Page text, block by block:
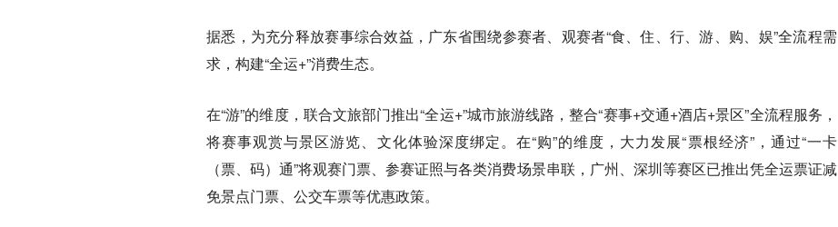
据悉，为充分释放赛事综合效益，广东省围绕参赛者、观赛者“食、住、行、游、购、娱”全流程需
求，构建“全运+”消费生态。
在“游”的维度，联合文旅部门推出“全运+”城市旅游线路，整合“赛事+交通+酒店+景区”全流程服务，
将赛事观赏与景区游览、文化体验深度绑定。在“购”的维度，大力发展“票根经济”，通过“一卡
（票、码）通”将观赛门票、参赛证照与各类消费场景串联，广州、深圳等赛区已推出凭全运票证减
免景点门票、公交车票等优惠政策。